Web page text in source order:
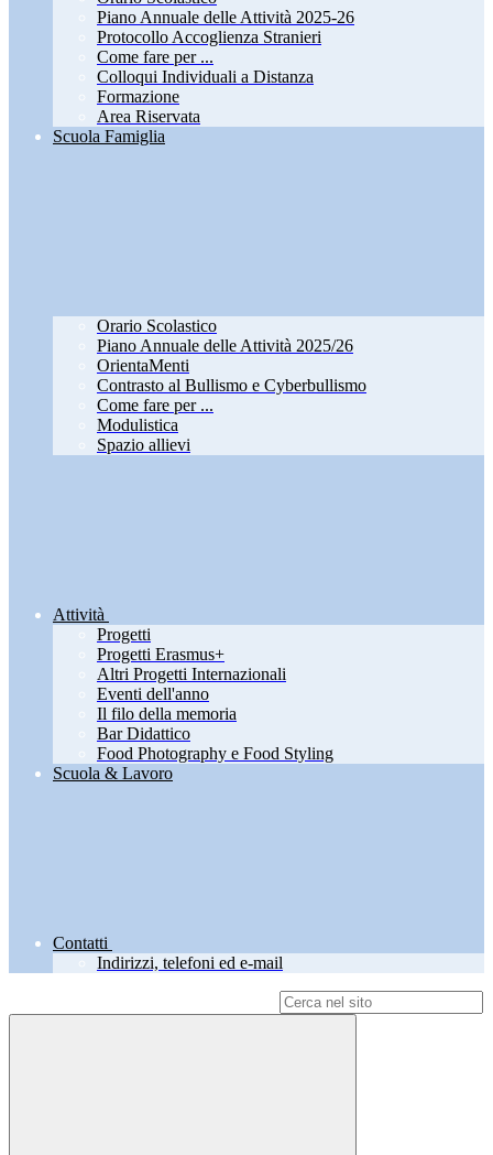
Piano Annuale delle Attività 2025-26
Protocollo Accoglienza Stranieri
Come fare per ...
Colloqui Individuali a Distanza
Formazione
Area Riservata
Scuola Famiglia
Orario Scolastico
Piano Annuale delle Attività 2025/26
OrientaMenti
Contrasto al Bullismo e Cyberbullismo
Come fare per ...
Modulistica
Spazio allievi
Attività
Progetti
Progetti Erasmus+
Altri Progetti Internazionali
Eventi dell'anno
Il filo della memoria
Bar Didattico
Food Photography e Food Styling
Scuola & Lavoro
Contatti
Indirizzi, telefoni ed e-mail